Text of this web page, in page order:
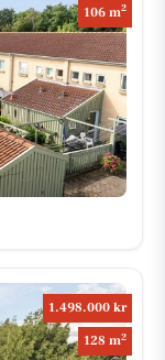
106 m2
1.498.000 kr
128 m2